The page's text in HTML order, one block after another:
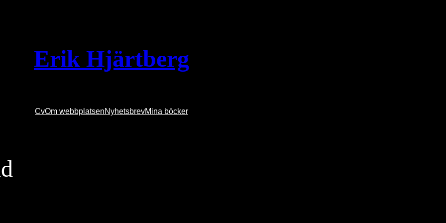
Erik Hjärtberg
CvOm webbplatsenNyhetsbrevMina böcker